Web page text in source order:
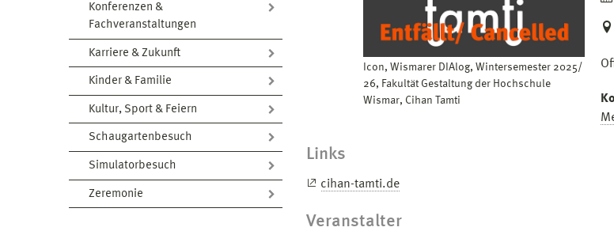
Konferenzen &
Fachveranstaltungen
Karriere & Zukunft
Kinder & Familie
Kultur, Sport & Feiern
Schaugartenbesuch
Simulatorbesuch
Zeremonie
Icon, Wismarer DIAlog, Wintersemester 2025/
26, Fakultät Gestaltung der Hochschule
Wismar, Cihan Tamti
Links
cihan-tamti.de
Veranstalter